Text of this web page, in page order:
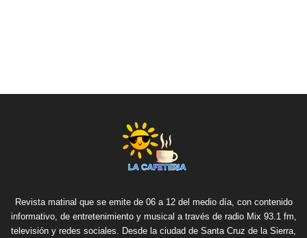
Revista matinal que se emite de 06 a 12 del medio día, con contenido
informativo, de entretenimiento y musical a través de radio Mix 93.1 fm,
televisión y redes sociales. Desde la ciudad de Santa Cruz de la Sierra,